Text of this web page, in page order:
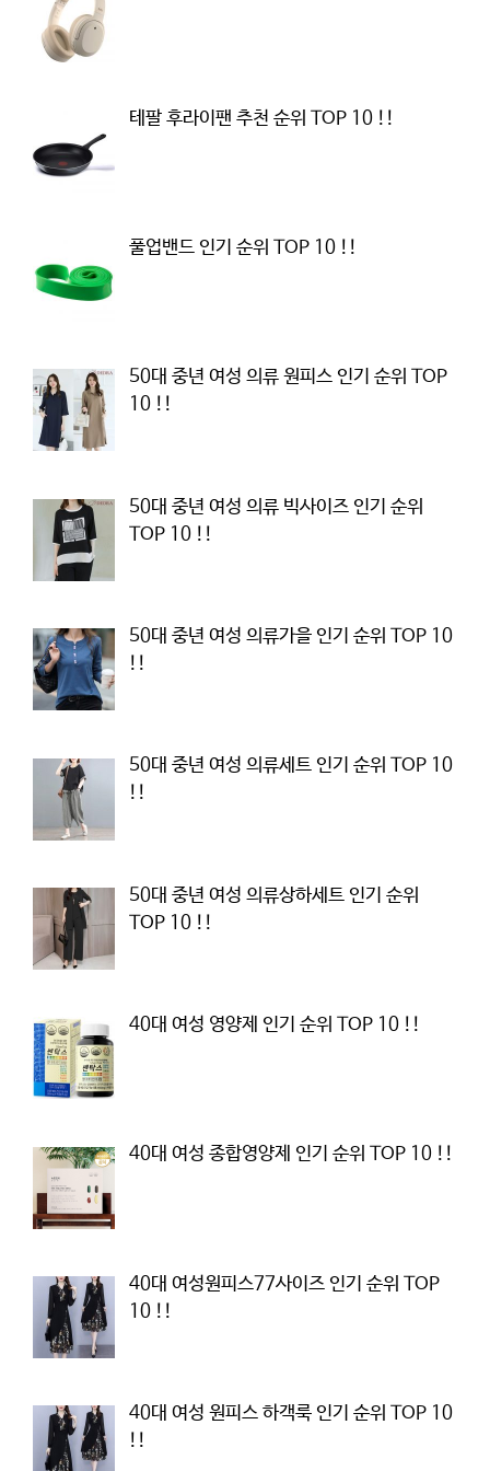
테팔 후라이팬 추천 순위 TOP 10 !!
풀업밴드 인기 순위 TOP 10 !!
50대 중년 여성 의류 원피스 인기 순위 TOP
10 !!
50대 중년 여성 의류 빅사이즈 인기 순위
TOP 10 !!
50대 중년 여성 의류가을 인기 순위 TOP 10
!!
50대 중년 여성 의류세트 인기 순위 TOP 10
!!
50대 중년 여성 의류상하세트 인기 순위
TOP 10 !!
40대 여성 영양제 인기 순위 TOP 10 !!
40대 여성 종합영양제 인기 순위 TOP 10 !!
40대 여성원피스77사이즈 인기 순위 TOP
10 !!
40대 여성 원피스 하객룩 인기 순위 TOP 10
!!